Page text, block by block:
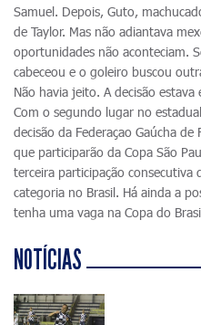
Samuel. Depois, Guto,
de Taylor. Mas não adiantava
oportunidades não aconteciam.
cabeceou e o goleiro buscou
Não havia jeito. A decisão estava
Com o segundo lugar no
decisão da Federaçao Gaúcha
que participarão da Copa São
terceira participação
categoria no Brasil. Há ainda a
tenha uma vaga na Copa do
NOTÍCIAS